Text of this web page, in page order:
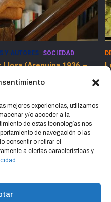
mejores experiencias, utilizamos
y/o acceder a la
de estas tecnologías nos
de navegación o las
consentir o retirar el
a ciertas características y
Jorge